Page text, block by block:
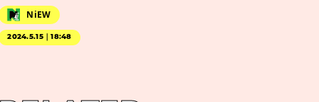
NiEW
2024.5.15｜18:48